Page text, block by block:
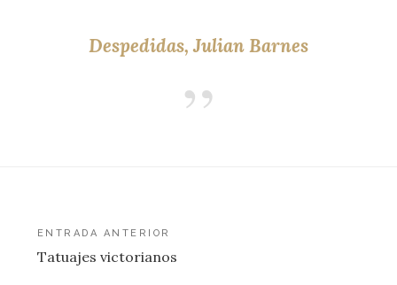
Despedidas, Julian Barnes
Navegación
de
ENTRADA ANTERIOR
Tatuajes victorianos